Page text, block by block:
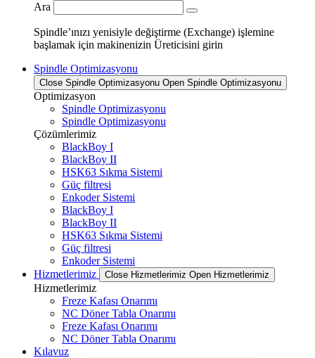
Ara
Spindle’ınızı yenisiyle değiştirme (Exchange) işlemine
başlamak için makinenizin Üreticisini girin
Spindle Optimizasyonu
Close Spindle Optimizasyonu Open Spindle Optimizasyonu
Optimizasyon
Spindle Optimizasyonu
Spindle Optimizasyonu
Çözümlerimiz
BlackBoy I
BlackBoy II
HSK63 Sıkma Sistemi
Güç filtresi
Enkoder Sistemi
BlackBoy I
BlackBoy II
HSK63 Sıkma Sistemi
Güç filtresi
Enkoder Sistemi
Hizmetlerimiz
Close Hizmetlerimiz Open Hizmetlerimiz
Hizmetlerimiz
Freze Kafası Onarımı
NC Döner Tabla Onarımı
Freze Kafası Onarımı
NC Döner Tabla Onarımı
Kılavuz